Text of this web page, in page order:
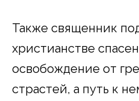
Также священник
христианстве
освобождение от
страстей, а путь к